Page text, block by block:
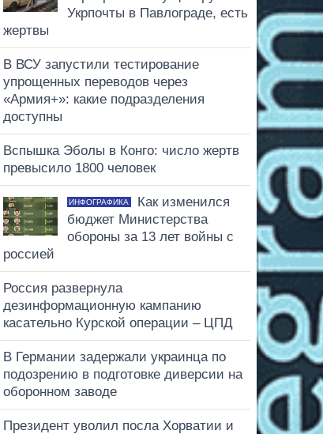
Укрпочты в Павлограде, есть
жертвы
В ВСУ запустили тестирование
упрощенных переводов через
«Армия+»: какие подразделения
доступны
Вспышка Эболы в Конго: число жертв
превысило 1800 человек
ИНФОГРАФИКА
Как изменился
бюджет Министерства
обороны за 13 лет войны с
россией
Россия развернула
дезинформационную кампанию
касательно Курской операции – ЦПД
В Германии задержали украинца по
подозрению в подготовке диверсии на
оборонном заводе
Президент уволил посла Хорватии и